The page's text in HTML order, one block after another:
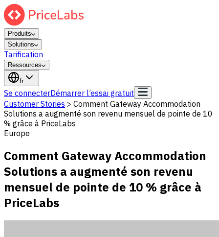
Produits
Solutions
Tarification
Ressources
fr
Se connecterDémarrer l’essai gratuit
Customer Stories > Comment Gateway Accommodation
Solutions a augmenté son revenu mensuel de pointe de 10
% grâce à PriceLabs
Europe
Comment Gateway Accommodation
Solutions a augmenté son revenu
mensuel de pointe de 10 % grâce à
PriceLabs